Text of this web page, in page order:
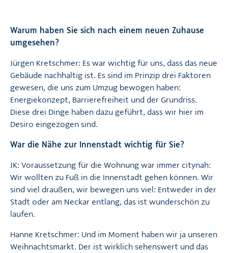
Warum haben Sie sich nach einem neuen Zuhause
umgesehen?
Jürgen Kretschmer: Es war wichtig für uns, dass das neue
Gebäude nachhaltig ist. Es sind im Prinzip drei Faktoren
gewesen, die uns zum Umzug bewogen haben:
Energiekonzept, Barrierefreiheit und der Grundriss.
Diese drei Dinge haben dazu geführt, dass wir hier im
Desiro eingezogen sind.
War die Nähe zur Innenstadt wichtig für Sie?
JK: Voraussetzung für die Wohnung war immer citynah:
Wir wollten zu Fuß in die Innenstadt gehen können. Wir
sind viel draußen, wir bewegen uns viel: Entweder in der
Stadt oder am Neckar entlang, das ist wunderschön zu
laufen.
Hanne Kretschmer: Und im Moment haben wir ja unseren
Weihnachtsmarkt. Der ist wirklich sehenswert und das